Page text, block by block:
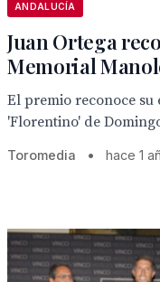
ANDALUCÍA
Juan Ortega
Memorial
El premio reconoce
'Florentino' de
Toromedia • hace 1